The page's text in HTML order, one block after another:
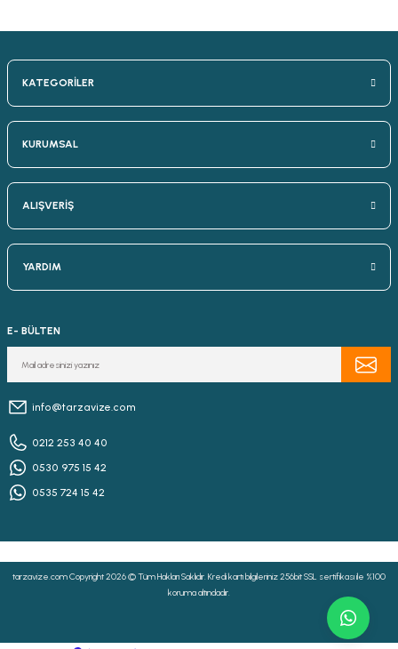
KATEGORİLER
KURUMSAL
ALIŞVERİŞ
YARDIM
E- BÜLTEN
info@tarzavize.com
0212 253 40 40
0530 975 15 42
0535 724 15 42
tarzavize.com Copyright 2026 © Tüm Hakları Saklıdır. Kredi kartı bilgileriniz 256bit SSL sertifikası ile %100
koruma altındadır.